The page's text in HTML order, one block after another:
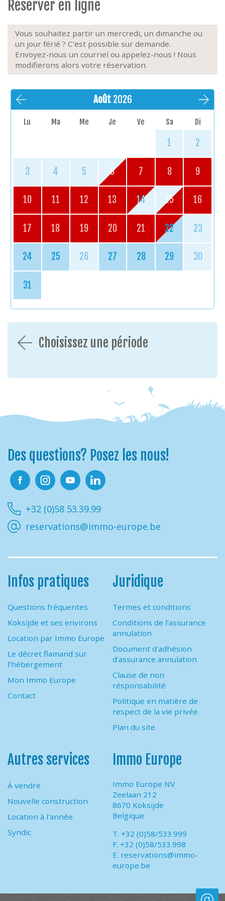
Réserver en ligne
Vous souhaitez partir un mercredi, un dimanche ou
un jour férié ? C'est possible sur demande.
Envoyez-nous un courriel ou appelez-nous ! Nous
modifierons alors votre réservation.
Août 2026
Lu Ma Me Je Ve Sa Di
1 2
3 4 5 6 7 8 9
10 11 12 13 14 15 16
17 18 19 20 21 22 23
24 25 26 27 28 29 30
31
Choisissez une période
Des questions? Posez les nous!
+32 (0)58 53.39.99
reservations@immo-europe.be
Infos pratiques
Questions fréquentes
Koksijde et ses environs
Location par Immo Europe
Le décret flamand sur
l’hébergement
Mon Immo Europe
Contact
Juridique
Termes et conditions
Conditions de l'assurance
annulation
Document d'adhésion
d'assurance annulation
Clause de non
résponsabilité
Politique en matière de
respect de la vie privée
Plan du site
Autres services
À vendre
Nouvelle construction
Location à l'année
Syndic
Immo Europe
Immo Europe NV
Zeelaan 212
8670 Koksijde
Belgique
T. +32 (0)58/533.999
F. +32 (0)58/533.998
E. reservations@immo-
europe.be